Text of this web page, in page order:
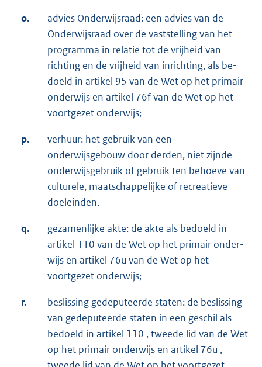
o.
advies Onderwijsraad: een advies van de
Onderwijsraad over de vaststelling van het
pro­gramma in relatie tot de vrijheid van
richting en de vrijheid van inrichting, als be­
doeld in artikel 95 van de Wet op het primair
onderwijs en artikel 76f van de Wet op het
voortgezet onderwijs;
p.
verhuur: het gebruik van een
onderwijsgebouw door derden, niet zijnde
onderwijsge­bruik of gebruik ten behoeve van
culturele, maatschappelijke of recreatieve
doelein­den.
q.
gezamenlijke akte: de akte als bedoeld in
artikel 110 van de Wet op het primair onder­
wijs en artikel 76u van de Wet op het
voortgezet onderwijs;
r.
beslissing gedeputeerde staten: de beslissing
van gedeputeerde staten in een geschil als
bedoeld in artikel 110 , tweede lid van de Wet
op het primair onderwijs en artikel 76u ,